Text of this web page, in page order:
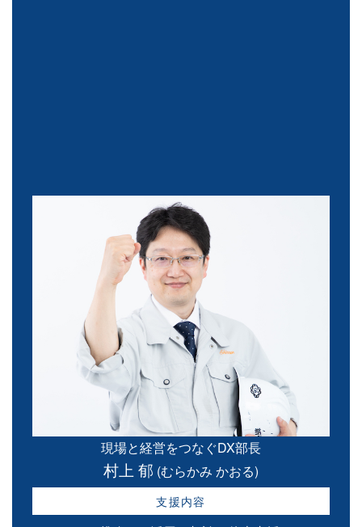
現場と経営をつなぐDX部長
村上 郁 (むらかみ かおる)
支援内容